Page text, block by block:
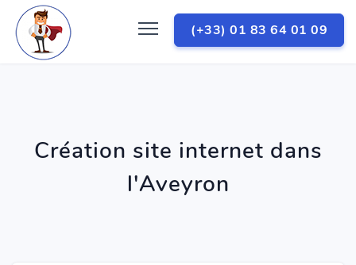
(+33) 01 83 64 01 09
Création site internet dans
l'Aveyron